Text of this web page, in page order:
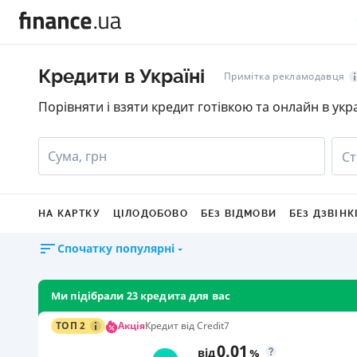
Кредити в Україні Примітка рекламодавця
Порівняти і взяти кредит готівкою та онлайн в
Сума, грн
НА КАРТКУ ЦІЛОДОБОВО БЕЗ ВІДМОВИ БЕЗ
Спочатку популярні
Ми підібрали 23 кредита для вас
ТОП 2 АкціяКредит від Credit7
від0,01 %